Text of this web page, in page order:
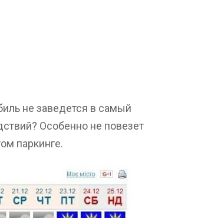
не заведется в самый
Особенно не повезет
паркинге.